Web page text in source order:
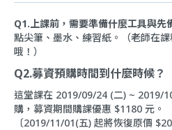
Q1.上課前，需要準備什麼工具與先
點尖筆、墨水、練習紙。（老師在
哦！）
Q2.募資預購時間到什麼時候？
這堂課在 2019/09/24 (二) ~ 2019/
購，募資期間購課優惠 $1180 元。
〔2019/11/01(五) 起將恢復原價